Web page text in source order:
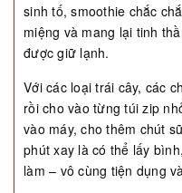
sinh tố, smoothie chắc
miệng và mang lại tinh
được giữ lạnh.
Với các loại trái cây, các
rồi cho vào từng túi zip
vào máy, cho thêm chút
phút xay là có thể lấy
làm – vô cùng tiện dụng